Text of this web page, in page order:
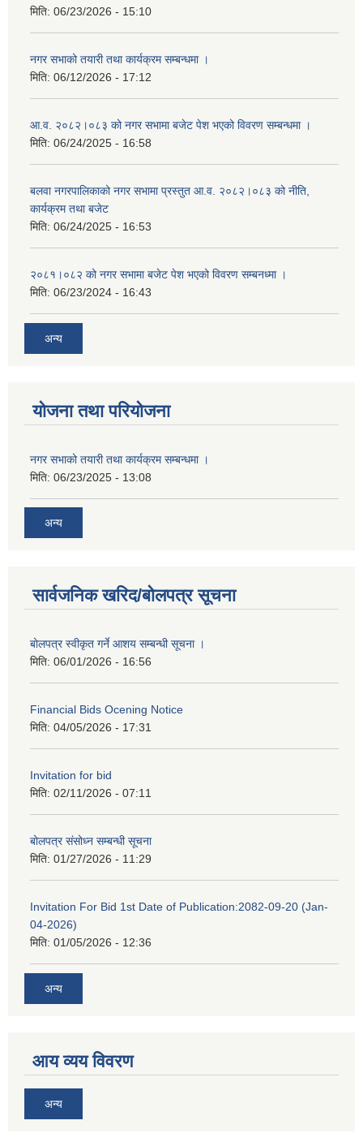
मिति: 06/23/2026 - 15:10
नगर सभाको तयारी तथा कार्यक्रम सम्बन्धमा ।
मिति: 06/12/2026 - 17:12
आ.व. २०८२।०८३ को नगर सभामा बजेट पेश भएको विवरण सम्बन्धमा ।
मिति: 06/24/2025 - 16:58
बलवा नगरपालिकाको नगर सभामा प्रस्तुत आ.व. २०८२।०८३ को नीति,
कार्यक्रम तथा बजेट
मिति: 06/24/2025 - 16:53
२०८१।०८२ को नगर सभामा बजेट पेश भएको विवरण सम्बनध्मा ।
मिति: 06/23/2024 - 16:43
अन्य
योजना तथा परियोजना
नगर सभाको तयारी तथा कार्यक्रम सम्बन्धमा ।
मिति: 06/23/2025 - 13:08
अन्य
सार्वजनिक खरिद/बोलपत्र सूचना
बोलपत्र स्वीकृत गर्ने आशय सम्बन्धी सूचना ।
मिति: 06/01/2026 - 16:56
Financial Bids Ocening Notice
मिति: 04/05/2026 - 17:31
Invitation for bid
मिति: 02/11/2026 - 07:11
बोलपत्र संसोध्न सम्बन्धी सूचना
मिति: 01/27/2026 - 11:29
Invitation For Bid 1st Date of Publication:2082-09-20 (Jan-
04-2026)
मिति: 01/05/2026 - 12:36
अन्य
आय व्यय विवरण
अन्य